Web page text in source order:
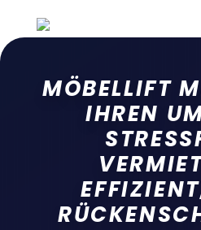
MÖBELLIFT
IHREN